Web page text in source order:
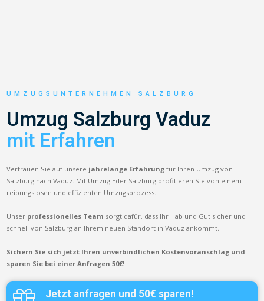
UMZUGSUNTERNEHMEN SALZBURG
Umzug Salzburg Vaduz
mit Erfahren
Vertrauen Sie auf unsere jahrelange Erfahrung für Ihren Umzug von
Salzburg nach Vaduz. Mit Umzug Eder Salzburg profitieren Sie von einem
reibungslosen und effizienten Umzugsprozess.
Unser professionelles Team sorgt dafür, dass Ihr Hab und Gut sicher und
schnell von Salzburg an Ihrem neuen Standort in Vaduz ankommt.
Sichern Sie sich jetzt Ihren unverbindlichen Kostenvoranschlag und
sparen Sie bei einer Anfragen 50€!
Jetzt anfragen und 50€ sparen!